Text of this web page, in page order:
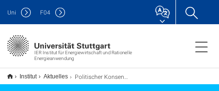
IER Institut für Energiewirtschaft und Rationelle
Energieanwendung
Uni F04
Institut Aktuelles Politischer Konsens für den EU-Emissionshandel für Wärme und Verkehr